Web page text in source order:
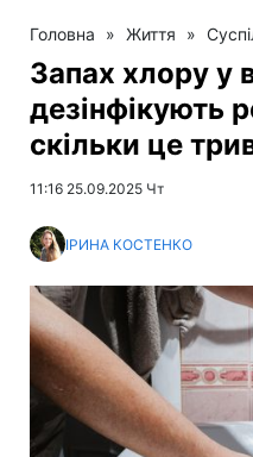
Головна » Життя »
Запах хлору у
дезінфікують
скільки це
11:16 25.09.2025 Чт
ІРИНА КОСТЕНКО